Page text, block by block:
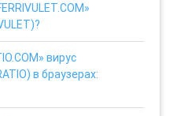
вирус
в браузерах: